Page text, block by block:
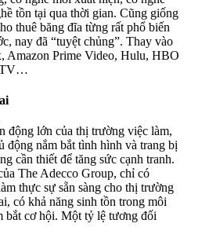
tồn tại qua thời gian. Cũng giống
thuê băng đĩa từng rất phổ biến
nay đã “tuyệt chủng”. Thay vào
Amazon Prime Video, Hulu, HBO
TV…
động lớn của thị trường việc làm,
động nắm bắt tình hình và trang bị
cần thiết để tăng sức cạnh tranh.
The Adecco Group, chỉ có
thực sự sẵn sàng cho thị trường
có khả năng sinh tồn trong môi
bắt cơ hội. Một tỷ lệ tương đối